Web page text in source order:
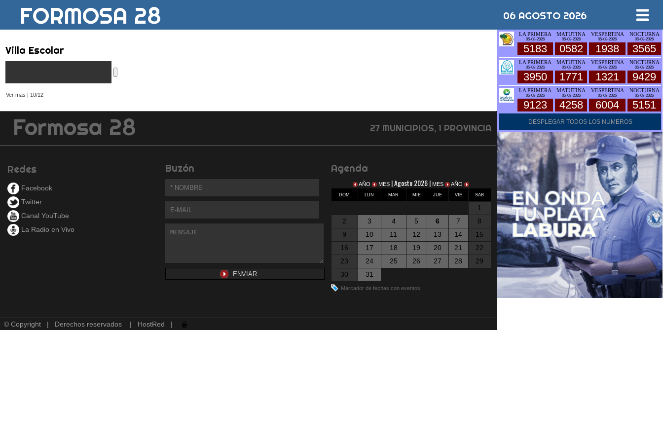
06 AGOSTO 2026
LA PRIMERA
05-08-2026
5183
MATUTINA
05-08-2026
0582
VESPERTINA
05-08-2026
1938
NOCTURNA
05-08-2026
3565
LA PRIMERA
05-08-2026
3950
MATUTINA
05-08-2026
1771
VESPERTINA
05-08-2026
1321
NOCTURNA
05-08-2026
9429
LA PRIMERA
05-08-2026
9123
MATUTINA
05-08-2026
4258
VESPERTINA
05-08-2026
6004
NOCTURNA
05-08-2026
5151
DESPLEGAR TODOS LOS NUMEROS
FORMOSA 28
Villa Escolar
Ver mas | 10/12
Formosa 28 27 MUNICIPIOS, 1 PROVINCIA
Redes
Facebook
Twitter
Canal YouTube
La Radio en Vivo
Buzón Agenda
AÑO MES | Agosto 2026 | MES AÑO
DOM LUN MAR MIE JUE VIE SAB
1
2
3 4 5 6 7
8
9
10 11 12 13 14
15
16
17 18 19 20 21
22
23
24 25 26 27 28
29
30
31
Marcador de fechas con eventos
© Copyright | Derechos reservados | HostRed |